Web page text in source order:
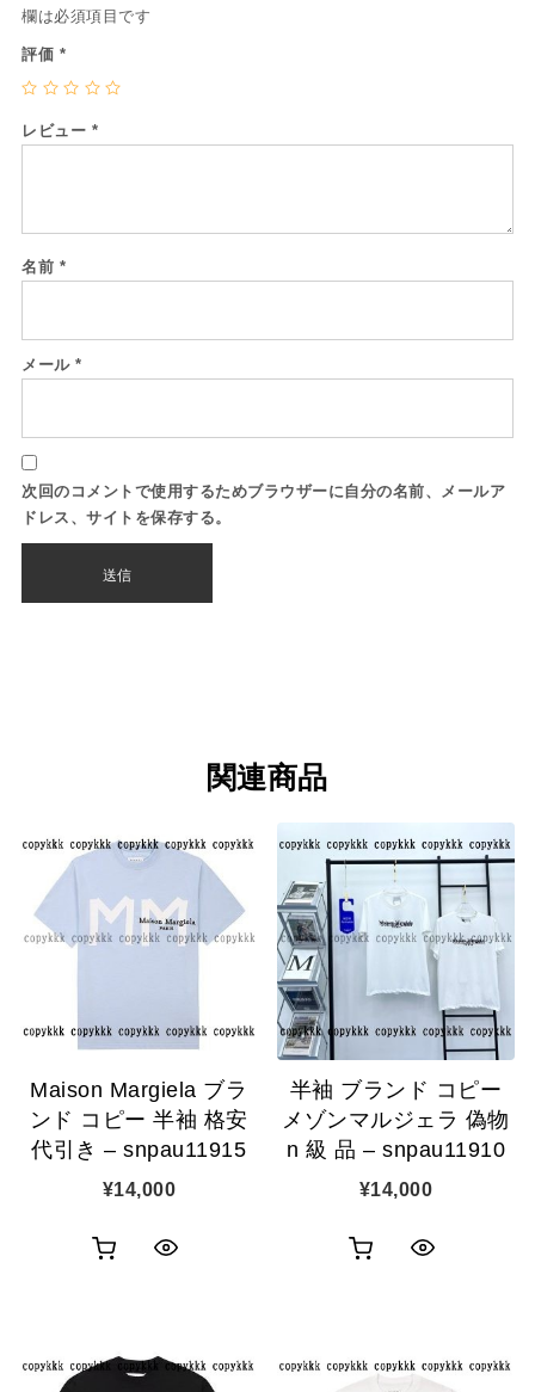
欄は必須項目です
評価 *
レビュー *
名前 *
メール*
次回のコメントで使用するためブラウザーに自分の名前、メールア
ドレス、サイトを保存する。
関連商品
Maison Margiela ブラ
ンド コピー 半袖 格安
代引き – snpau11915
¥14,000
半袖 ブランド コピー
メゾンマルジェラ 偽物
n 級 品 – snpau11910
¥14,000